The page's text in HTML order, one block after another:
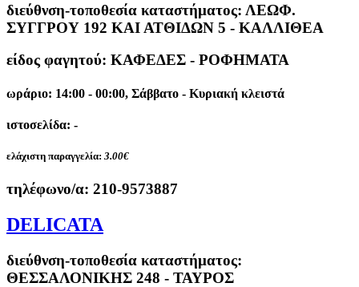
διεύθνση-τοποθεσία καταστήματος: ΛΕΩΦ.
ΣΥΓΓΡΟΥ 192 ΚΑΙ ΑΤΘΙΔΩΝ 5 - ΚΑΛΛΙΘΕΑ
είδος φαγητού: ΚΑΦΕΔΕΣ - ΡΟΦΗΜΑΤΑ
ωράριο: 14:00 - 00:00, Σάββατο - Κυριακή κλειστά
ιστοσελίδα: -
ελάχιστη παραγγελία: 3.00€
τηλέφωνο/α: 210-9573887
DELICATA
διεύθνση-τοποθεσία καταστήματος:
ΘΕΣΣΑΛΟΝΙΚΗΣ 248 - ΤΑΥΡΟΣ